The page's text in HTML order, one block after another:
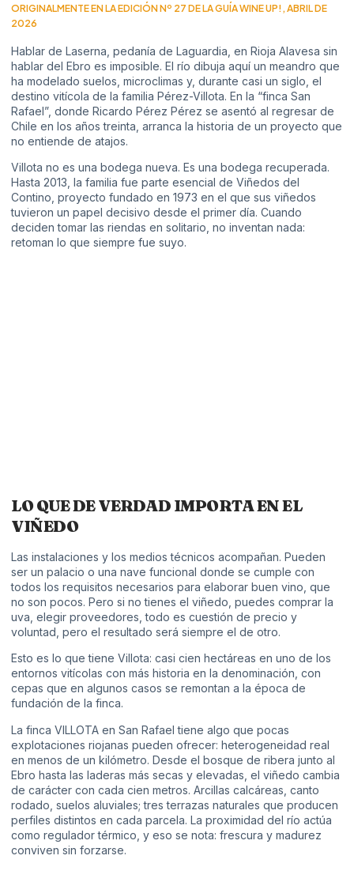
ORIGINALMENTE EN LA EDICIÓN Nº 27 DE LA GUÍA WINE UP!, ABRIL DE
2026
Hablar de Laserna, pedanía de Laguardia, en Rioja Alavesa sin
hablar del Ebro es imposible. El río dibuja aquí un meandro que
ha modelado suelos, microclimas y, durante casi un siglo, el
destino vitícola de la familia Pérez-Villota. En la “finca San
Rafael”, donde Ricardo Pérez Pérez se asentó al regresar de
Chile en los años treinta, arranca la historia de un proyecto que
no entiende de atajos.
Villota no es una bodega nueva. Es una bodega recuperada.
Hasta 2013, la familia fue parte esencial de Viñedos del
Contino, proyecto fundado en 1973 en el que sus viñedos
tuvieron un papel decisivo desde el primer día. Cuando
deciden tomar las riendas en solitario, no inventan nada:
retoman lo que siempre fue suyo.
LO QUE DE VERDAD IMPORTA EN EL
VIÑEDO
Las instalaciones y los medios técnicos acompañan. Pueden
ser un palacio o una nave funcional donde se cumple con
todos los requisitos necesarios para elaborar buen vino, que
no son pocos. Pero si no tienes el viñedo, puedes comprar la
uva, elegir proveedores, todo es cuestión de precio y
voluntad, pero el resultado será siempre el de otro.
Esto es lo que tiene Villota: casi cien hectáreas en uno de los
entornos vitícolas con más historia en la denominación, con
cepas que en algunos casos se remontan a la época de
fundación de la finca.
La finca VILLOTA en San Rafael tiene algo que pocas
explotaciones riojanas pueden ofrecer: heterogeneidad real
en menos de un kilómetro. Desde el bosque de ribera junto al
Ebro hasta las laderas más secas y elevadas, el viñedo cambia
de carácter con cada cien metros. Arcillas calcáreas, canto
rodado, suelos aluviales; tres terrazas naturales que producen
perfiles distintos en cada parcela. La proximidad del río actúa
como regulador térmico, y eso se nota: frescura y madurez
conviven sin forzarse.